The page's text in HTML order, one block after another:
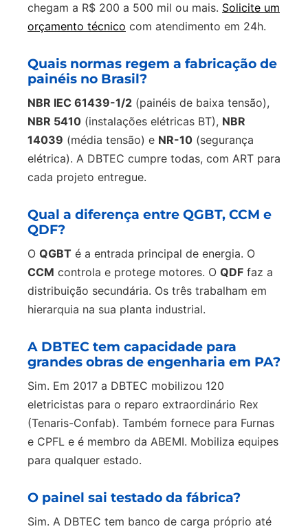
chegam a R$ 200 a 500 mil ou mais. Solicite um
orçamento técnico com atendimento em 24h.
Quais normas regem a fabricação de
painéis no Brasil?
NBR IEC 61439-1/2 (painéis de baixa tensão),
NBR 5410 (instalações elétricas BT), NBR
14039 (média tensão) e NR-10 (segurança
elétrica). A DBTEC cumpre todas, com ART para
cada projeto entregue.
Qual a diferença entre QGBT, CCM e
QDF?
O QGBT é a entrada principal de energia. O
CCM controla e protege motores. O QDF faz a
distribuição secundária. Os três trabalham em
hierarquia na sua planta industrial.
A DBTEC tem capacidade para
grandes obras de engenharia em PA?
Sim. Em 2017 a DBTEC mobilizou 120
eletricistas para o reparo extraordinário Rex
(Tenaris-Confab). Também fornece para Furnas
e CPFL e é membro da ABEMI. Mobiliza equipes
para qualquer estado.
O painel sai testado da fábrica?
Sim. A DBTEC tem banco de carga próprio até